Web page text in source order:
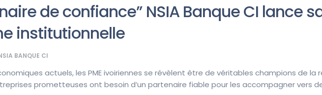
de confiance” NSIA Banque CI lance
institutionnelle
BANQUE CI
actuels, les PME ivoiriennes se révèlent être de véritables champions de la
prometteuses ont besoin d’un partenaire fiable pour les accompagner vers